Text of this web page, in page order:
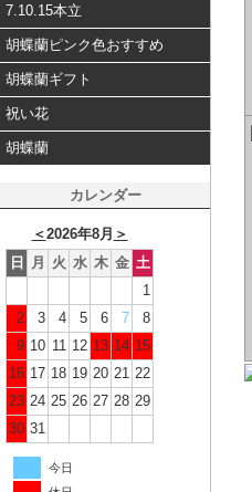
7.10.15本立
胡蝶蘭ピンク色おすすめ
胡蝶蘭ギフト
祝い花
胡蝶蘭
カレンダー
＜2026年8月 ＞
日
月 火 水 木 金 土
1
2
3 4 5 6 7
8
9 10 11 12 13 14 15
16 17 18 19 20 21 22
23 24 25 26 27 28 29
30 31
今日